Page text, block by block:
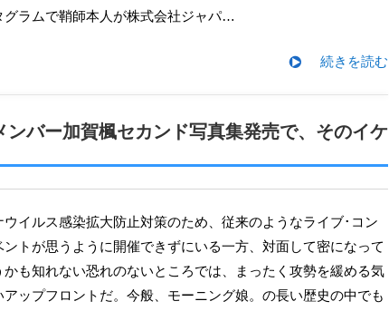
グラムで鞘師本人が株式会社ジャパ…
続きを読む
ンバー加賀楓セカンド写真集発売で、そのイケ
ントが思うように開催できずにいる一方、対面して密になって
かも知れない恐れのないところでは、まったく攻勢を緩める気
アップフロントだ。今般、モーニング娘。の長い歴史の中でも